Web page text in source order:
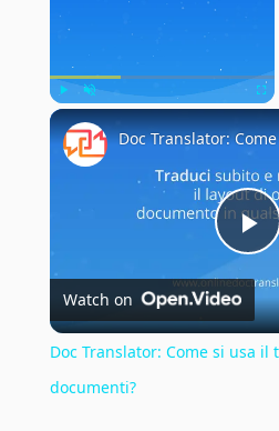
Play Unmute
Watch on
Doc Translator: Come si usa
documenti?